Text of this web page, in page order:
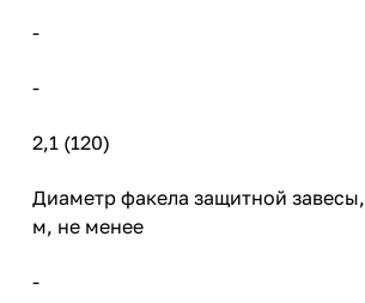
-
-
2,1 (120)
Диаметр факела защитной завесы,
м, не менее
-